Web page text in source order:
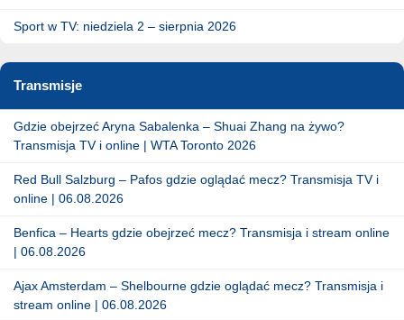
Sport w TV: niedziela 2 – sierpnia 2026
Transmisje
Gdzie obejrzeć Aryna Sabalenka – Shuai Zhang na żywo?
Transmisja TV i online | WTA Toronto 2026
Red Bull Salzburg – Pafos gdzie oglądać mecz? Transmisja TV i
online | 06.08.2026
Benfica – Hearts gdzie obejrzeć mecz? Transmisja i stream online
| 06.08.2026
Ajax Amsterdam – Shelbourne gdzie oglądać mecz? Transmisja i
stream online | 06.08.2026